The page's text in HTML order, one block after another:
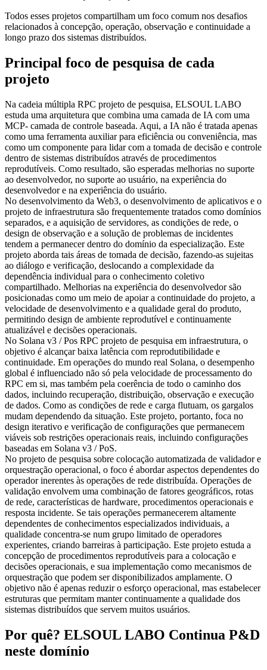
Todos esses projetos compartilham um foco comum nos desafios
relacionados à concepção, operação, observação e continuidade a
longo prazo dos sistemas distribuídos.
Principal foco de pesquisa de cada
projeto
Na cadeia múltipla RPC projeto de pesquisa, ELSOUL LABO
estuda uma arquitetura que combina uma camada de IA com uma
MCP- camada de controle baseada. Aqui, a IA não é tratada apenas
como uma ferramenta auxiliar para eficiência ou conveniência, mas
como um componente para lidar com a tomada de decisão e controle
dentro de sistemas distribuídos através de procedimentos
reprodutíveis. Como resultado, são esperadas melhorias no suporte
ao desenvolvedor, no suporte ao usuário, na experiência do
desenvolvedor e na experiência do usuário.
No desenvolvimento da Web3, o desenvolvimento de aplicativos e o
projeto de infraestrutura são frequentemente tratados como domínios
separados, e a aquisição de servidores, as condições de rede, o
design de observação e a solução de problemas de incidentes
tendem a permanecer dentro do domínio da especialização. Este
projeto aborda tais áreas de tomada de decisão, fazendo-as sujeitas
ao diálogo e verificação, deslocando a complexidade da
dependência individual para o conhecimento coletivo
compartilhado. Melhorias na experiência do desenvolvedor são
posicionadas como um meio de apoiar a continuidade do projeto, a
velocidade de desenvolvimento e a qualidade geral do produto,
permitindo design de ambiente reprodutível e continuamente
atualizável e decisões operacionais.
No Solana v3 / Pos RPC projeto de pesquisa em infraestrutura, o
objetivo é alcançar baixa latência com reprodutibilidade e
continuidade. Em operações do mundo real Solana, o desempenho
global é influenciado não só pela velocidade de processamento do
RPC em si, mas também pela coerência de todo o caminho dos
dados, incluindo recuperação, distribuição, observação e execução
de dados. Como as condições de rede e carga flutuam, os gargalos
mudam dependendo da situação. Este projeto, portanto, foca no
design iterativo e verificação de configurações que permanecem
viáveis sob restrições operacionais reais, incluindo configurações
baseadas em Solana v3 / PoS.
No projeto de pesquisa sobre colocação automatizada de validador e
orquestração operacional, o foco é abordar aspectos dependentes do
operador inerentes às operações de rede distribuída. Operações de
validação envolvem uma combinação de fatores geográficos, rotas
de rede, características de hardware, procedimentos operacionais e
resposta incidente. Se tais operações permanecerem altamente
dependentes de conhecimentos especializados individuais, a
qualidade concentra-se num grupo limitado de operadores
experientes, criando barreiras à participação. Este projeto estuda a
concepção de procedimentos reprodutíveis para a colocação e
decisões operacionais, e sua implementação como mecanismos de
orquestração que podem ser disponibilizados amplamente. O
objetivo não é apenas reduzir o esforço operacional, mas estabelecer
estruturas que permitam manter continuamente a qualidade dos
sistemas distribuídos que servem muitos usuários.
Por quê? ELSOUL LABO Continua P&D
neste domínio